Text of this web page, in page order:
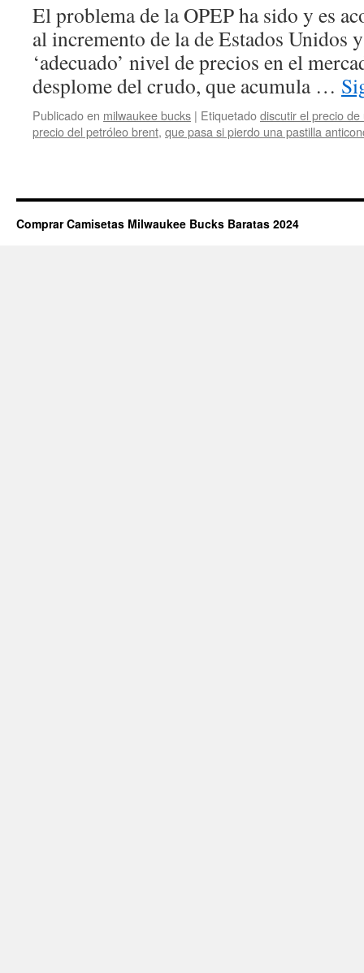
El problema de la OPEP ha sido y es
al incremento de la de Estados Unidos
‘adecuado’ nivel de precios en el
desplome del crudo, que acumula …
Publicado en milwaukee bucks | Etiquetadodiscutir el precio
precio del petróleo brent, que pasa si pierdo una pastilla
Comprar Camisetas Milwaukee Bucks Baratas 2024